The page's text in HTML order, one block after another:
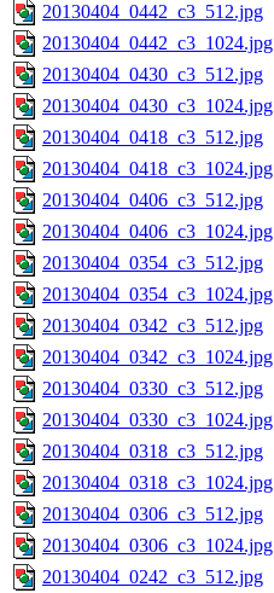
20130404_0442_c3_512.jpg
20130404_0442_c3_1024.jpg
20130404_0430_c3_512.jpg
20130404_0430_c3_1024.jpg
20130404_0418_c3_512.jpg
20130404_0418_c3_1024.jpg
20130404_0406_c3_512.jpg
20130404_0406_c3_1024.jpg
20130404_0354_c3_512.jpg
20130404_0354_c3_1024.jpg
20130404_0342_c3_512.jpg
20130404_0342_c3_1024.jpg
20130404_0330_c3_512.jpg
20130404_0330_c3_1024.jpg
20130404_0318_c3_512.jpg
20130404_0318_c3_1024.jpg
20130404_0306_c3_512.jpg
20130404_0306_c3_1024.jpg
20130404_0242_c3_512.jpg